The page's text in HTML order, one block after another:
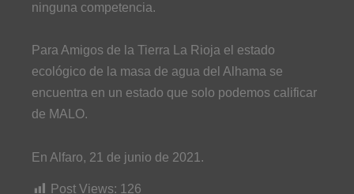
ninguna competencia.
Para Amigos de la Tierra La Rioja el estado
ecológico de la masa de agua del Alhama se
encuentra en un estado que solo podemos calificar
de MALO.
En Alfaro, 21 de junio de 2021.
Post Views: 126